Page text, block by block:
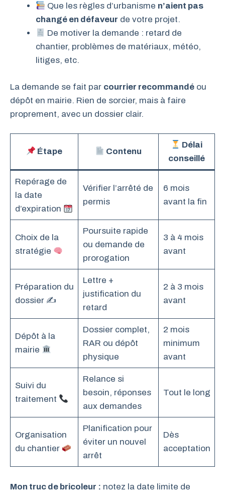
Que les règles d’urbanisme n’aient pas
changé en défaveur de votre projet.
De motiver la demande : retard de
chantier, problèmes de matériaux, météo,
litiges, etc.
La demande se fait par courrier recommandé ou
dépôt en mairie. Rien de sorcier, mais à faire
proprement, avec un dossier clair.
Étape Contenu
Délai
conseillé
Repérage de
la date
d’expiration
Vérifier l’arrêté de
permis
6 mois
avant la fin
Choix de la
stratégie
Poursuite rapide
ou demande de
prorogation
3 à 4 mois
avant
Préparation du
dossier ✍️
Lettre +
justification du
retard
2 à 3 mois
avant
Dépôt à la
mairie
Dossier complet,
RAR ou dépôt
physique
2 mois
minimum
avant
Suivi du
traitement
Relance si
besoin, réponses
aux demandes
Tout le long
Organisation
du chantier
Planification pour
éviter un nouvel
arrêt
Dès
acceptation
Mon truc de bricoleur : notez la date limite de